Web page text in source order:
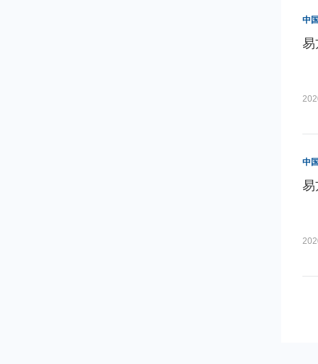
中
易
中
易